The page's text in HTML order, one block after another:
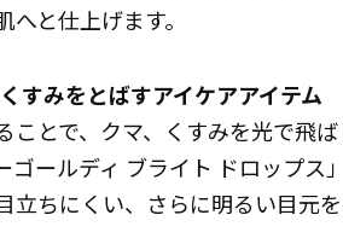
へと仕上げます。
すみをとばすアイケアアイテム
ことで、クマ、くすみを光で飛
ゴールディ ブライト ドロップス
立ちにくい、さらに明るい目元